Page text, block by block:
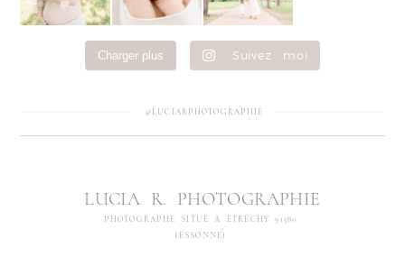
Charger plus Suivez moi
@LUCIARPHOTOGRAPHIE
PHOTOGRAPHE SITUÉ À ÉTRÉCHY 91580
(ESSONNE)
LUCIA R. PHOTOGRAPHIE